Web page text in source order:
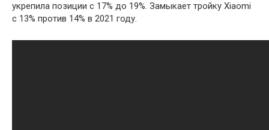
укрепила позиции с 17% до 19%. Замыкает тройку Xiaomi
с 13% против 14% в 2021 году.